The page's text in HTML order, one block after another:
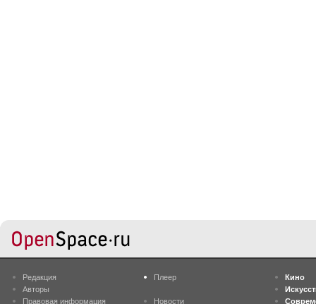
Редакция
Авторы
Правовая информация
Плеер
Новости
Кино